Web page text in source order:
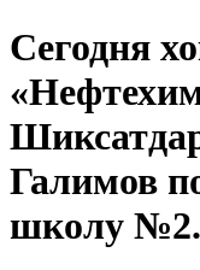
Сегодня
Галимов
школу №2.